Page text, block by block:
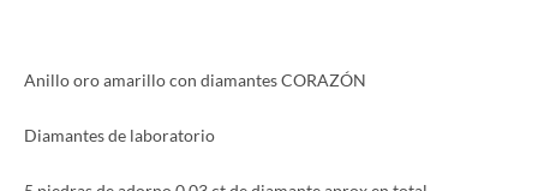
Anillo oro amarillo con diamantes CORAZÓN
Diamantes de laboratorio